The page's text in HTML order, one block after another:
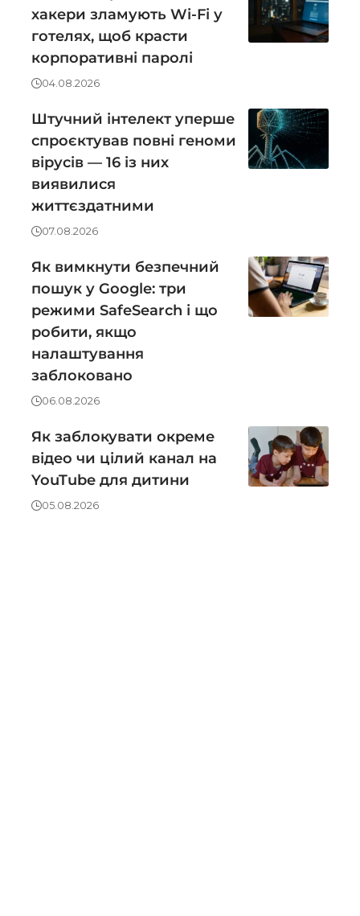
хакери зламують Wi-Fi у
готелях, щоб красти
корпоративні паролі
04.08.2026
Штучний інтелект уперше
спроєктував повні геноми
вірусів — 16 із них
виявилися
життєздатними
07.08.2026
Як вимкнути безпечний
пошук у Google: три
режими SafeSearch і що
робити, якщо
налаштування
заблоковано
06.08.2026
Як заблокувати окреме
відео чи цілий канал на
YouTube для дитини
05.08.2026